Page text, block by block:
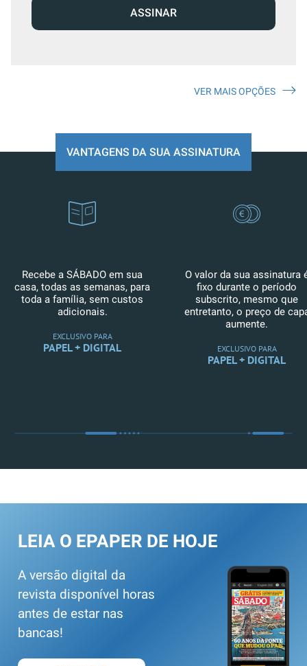
ASSINAR
VER MAIS OPÇÕES
VANTAGENS DA SUA ASSINATURA
Recebe a SÁBADO em sua
casa, todas as semanas, para
toda a família, sem custos
adicionais.
EXCLUSIVO PARA
PAPEL + DIGITAL
O valor da sua assinatura
fixo durante o período
subscrito, mesmo que
entretanto, o preço de
aumente.
EXCLUSIVO PARA
PAPEL + DIGITAL
LEIA O EPAPER DE HOJE
A versão digital da
revista disponível horas
antes de estar nas
bancas!